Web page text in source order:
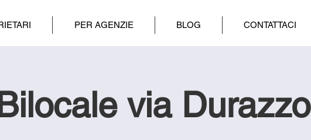
PER AGENZIE BLOG CONTATTACI
via Durazzo